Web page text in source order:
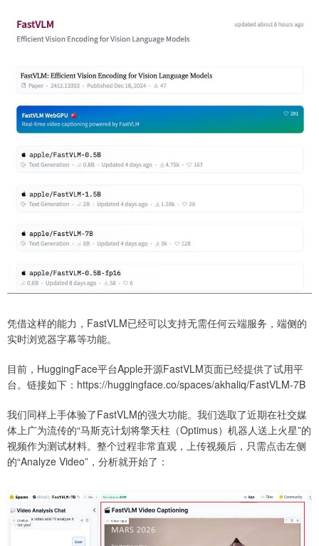
凭借这样的能力，FastVLM已经可以支持无需任何云端服务，端侧的
实时浏览器字幕等功能。
目前，HuggingFace平台Apple开源FastVLM页面已经提供了试用平
台。链接如下：https://huggingface.co/spaces/akhaliq/FastVLM-7B
我们同样上手体验了FastVLM的强大功能。我们选取了近期在社交媒
体上广为流传的“马斯克计划将擎天柱（Optimus）机器人送上火星”的
视频作为测试材料。整个过程非常直观，上传视频后，只需点击左侧
的“Analyze Video”，分析就开始了：